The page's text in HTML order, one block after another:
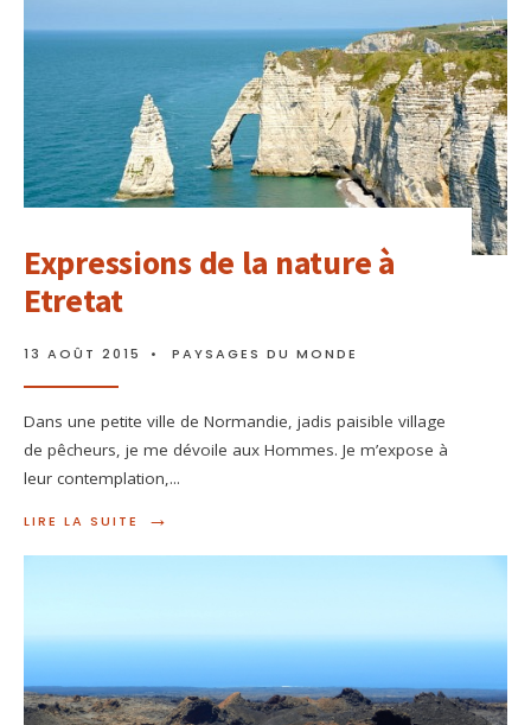
Expressions de la nature à
Etretat
13 AOÛT 2015 • PAYSAGES DU MONDE
Dans une petite ville de Normandie, jadis paisible village
de pêcheurs, je me dévoile aux Hommes. Je m’expose à
leur contemplation,...
LIRE LA SUITE →